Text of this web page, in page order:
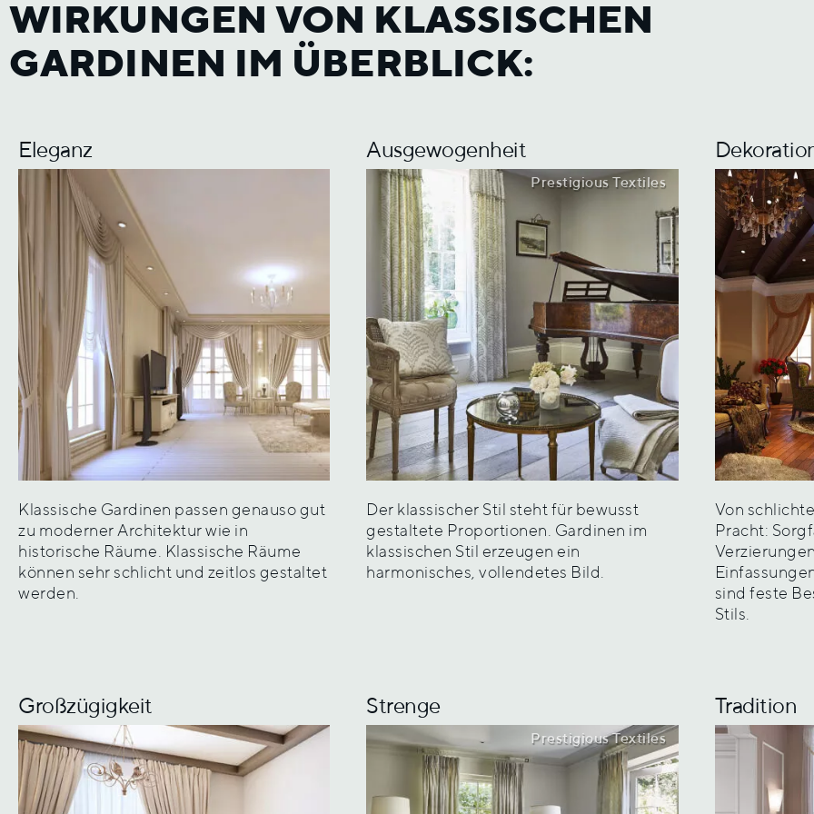
WIRKUNGEN VON KLASSISCHEN
GARDINEN IM ÜBERBLICK:
Eleganz
Klassische Gardinen passen genauso gut
zu moderner Architektur wie in
historische Räume. Klassische Räume
können sehr schlicht und zeitlos gestaltet
werden.
Ausgewogenheit
Prestigious Textiles
Der klassischer Stil steht für bewusst
gestaltete Proportionen. Gardinen im
klassischen Stil erzeugen ein
harmonisches, vollendetes Bild.
Von
Pracht:
sind feste
Stils.
Großzügigkeit Strenge
Prestigious Textiles
Tradition